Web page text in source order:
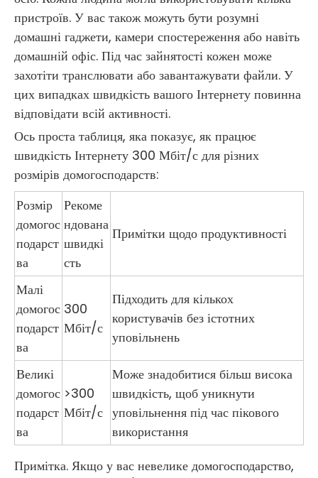
пристроїв. У вас також можуть бути розумні
домашні гаджети, камери спостереження або навіть
домашній офіс. Під час зайнятості кожен може
захотіти транслювати або завантажувати файли. У
цих випадках швидкість вашого Інтернету повинна
відповідати всій активності.
Ось проста таблиця, яка показує, як працює
швидкість Інтернету 300 Мбіт/с для різних
розмірів домогосподарств:
Розмір
домогос
подарст
ва
Рекоме
ндована
швидкі
сть
Примітки щодо продуктивності
Малі
домогос
подарст
ва
300
Мбіт/с
Підходить для кількох
користувачів без істотних
уповільнень
Великі
домогос
подарст
ва
>300
Мбіт/с
Може знадобитися більш висока
швидкість, щоб уникнути
уповільнення під час пікового
використання
Примітка. Якщо у вас невелике домогосподарство,